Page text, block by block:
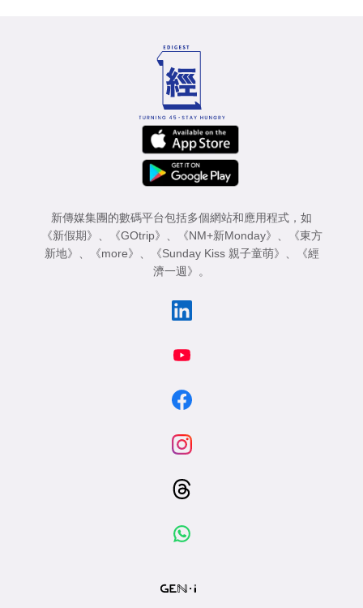
新傳媒集團的數碼平台包括多個網站和應用程式，如
《新假期》 、 《GOtrip》 、 《NM+新Monday》 、
《東方
新地》 、 《more》 、 《Sunday Kiss 親子童萌》 、
《經
濟一週》 。